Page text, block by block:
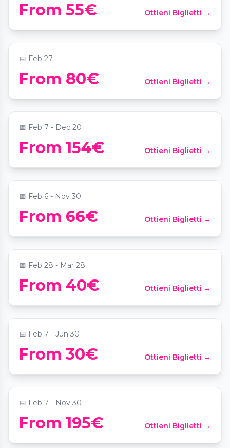
From 55€ Ottieni Biglietti →
La Cena Criminal
📍Bodega BesalduchValls&Bellmunt
📅 Feb 27
From 80€ Ottieni Biglietti →
para dos
📍Portolito Centro
📅 Feb 7 - Dec 20
From 154€ Ottieni Biglietti →
vino en Orio Valencia
📍ORIO Valencia
📅 Feb 6 - Nov 30
From 66€ Ottieni Biglietti →
experiencia musical secreta en Valencia
📍Localización Secreta Valencia
📅 Feb 28 - Mar 28
From 40€ Ottieni Biglietti →
Portolito Centro
📍Restaurante Portolito Centro
📅 Feb 7 - Jun 30
From 30€ Ottieni Biglietti →
piedras volcánicas
📍Origen Cosmetics | Vinotherapy Spa
📅 Feb 7 - Nov 30
From 195€ Ottieni Biglietti →
Menú Portolito
📍Restaurante Portolito Playa